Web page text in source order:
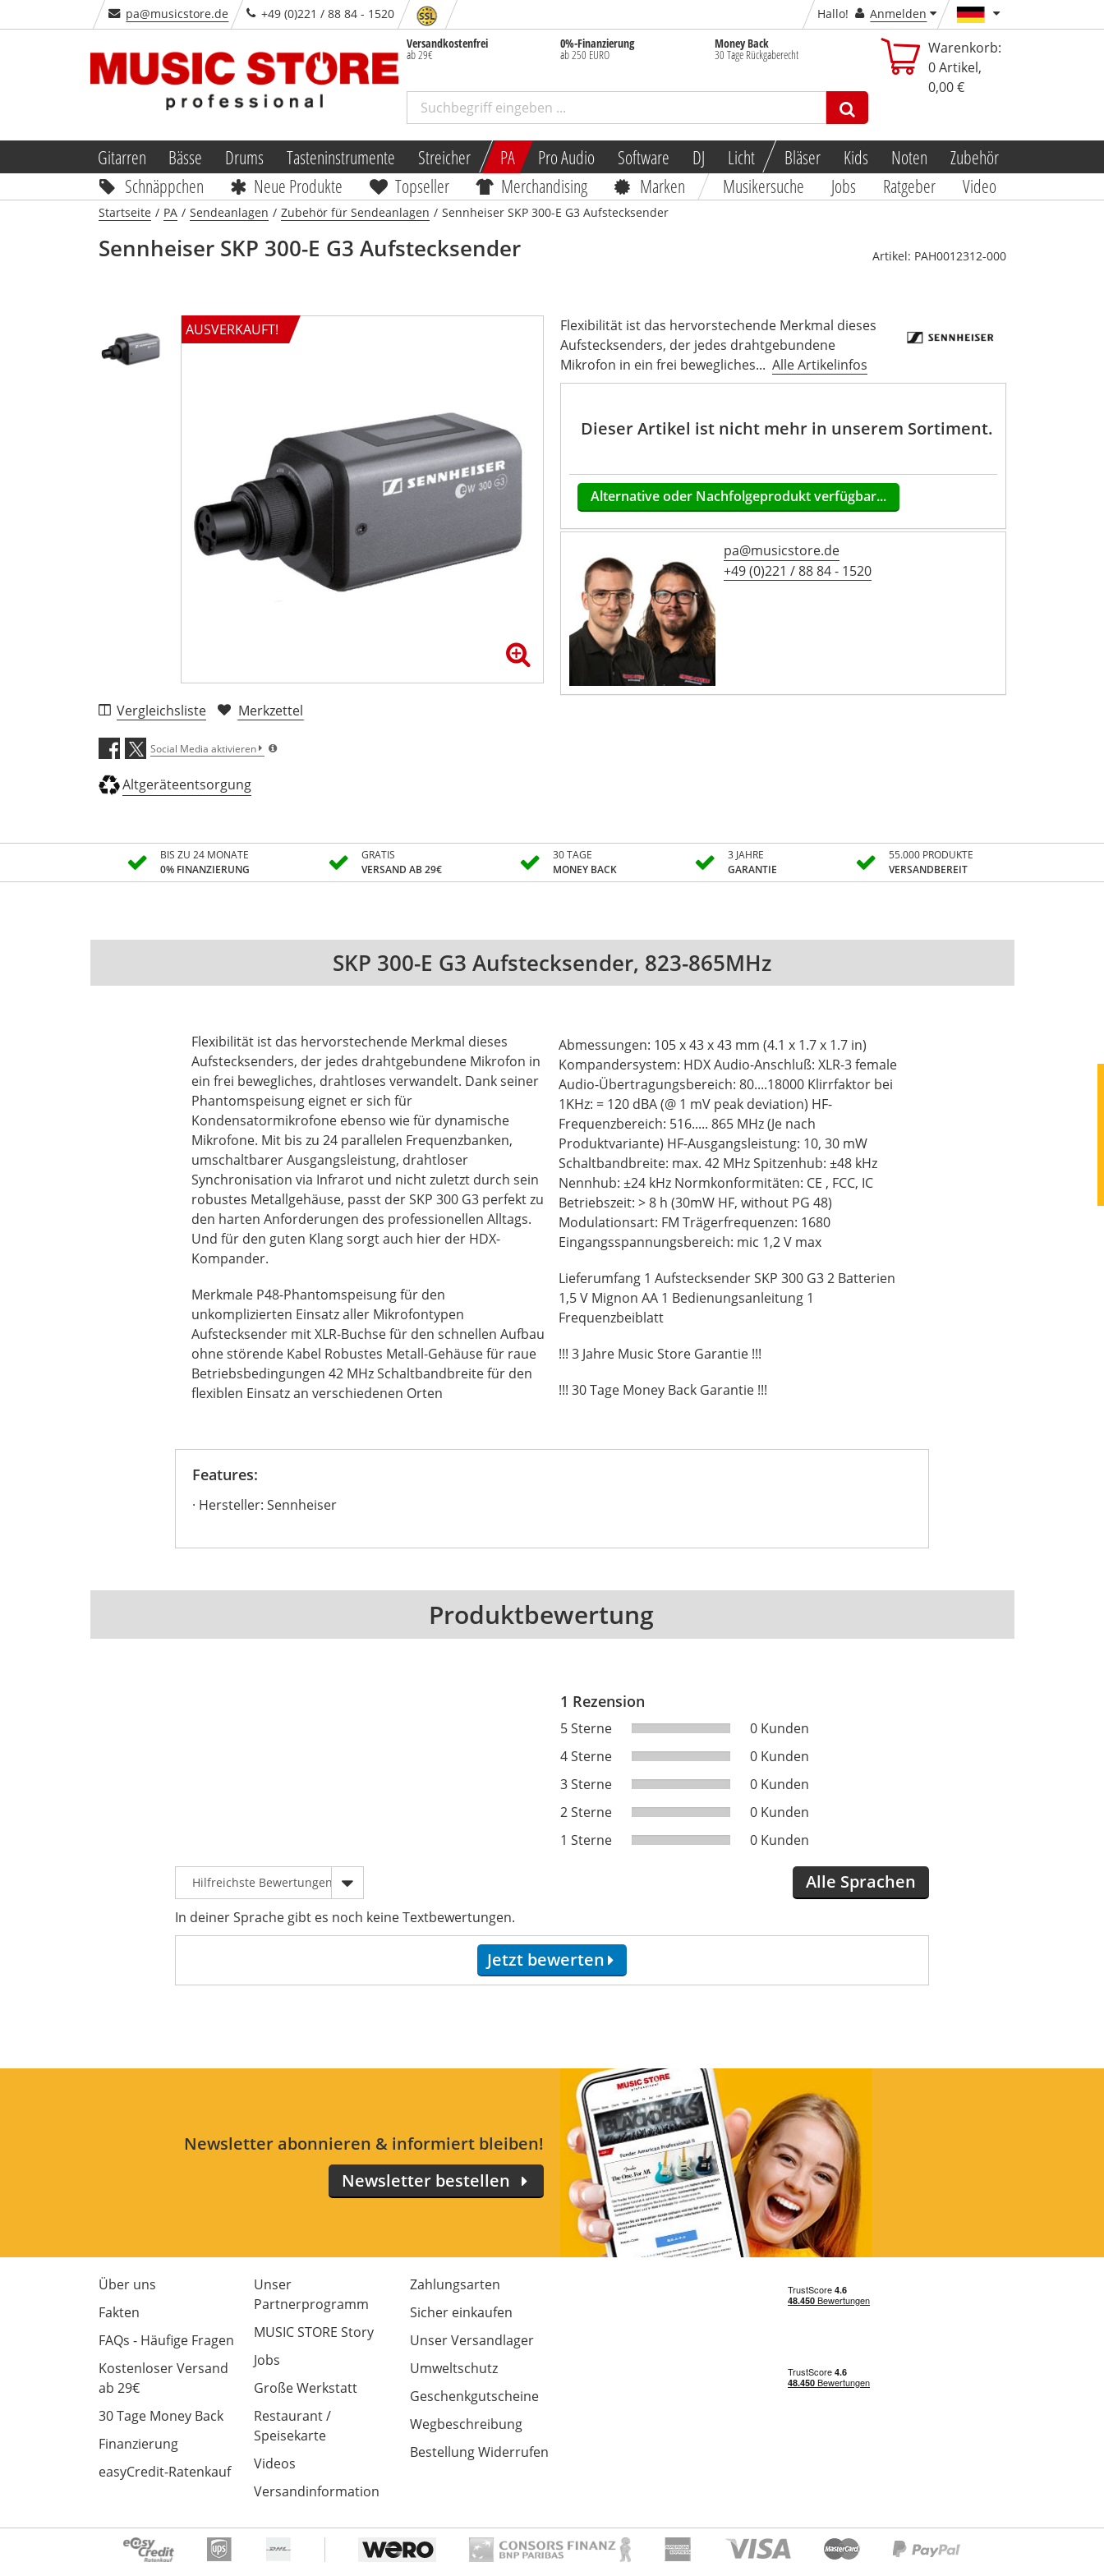
pa@musicstore.de +49 (0)221 / 88 84 - 1520 Hallo!
Anmelden
Versandkostenfrei
ab 29€
0%-Finanzierung
ab 250 EURO
Money Back
30 Tage Rückgaberecht
Warenkorb:
0 Artikel,
0,00 €
Gitarren Bässe Drums Tasteninstrumente Streicher PA Pro Audio Software DJ Licht Bläser Kids Noten
Zubehör
Schnäppchen
Neue Produkte Topseller Merchandising Marken Musikersuche Jobs Ratgeber Video
Startseite / PA / Sendeanlagen / Zubehör für Sendeanlagen / Sennheiser SKP 300-E G3 Aufstecksender
Sennheiser SKP 300-E G3 Aufstecksender Artikel: PAH0012312-000
AUSVERKAUFT!
Vergleichsliste Merkzettel
Social Media aktivieren
Altgeräteentsorgung
Flexibilität ist das hervorstechende Merkmal dieses
Aufstecksenders, der jedes drahtgebundene
Mikrofon in ein frei bewegliches... Alle Artikelinfos
Dieser Artikel ist nicht mehr in unserem Sortiment.
Alternative oder Nachfolgeprodukt verfügbar...
pa@musicstore.de
+49 (0)221 / 88 84 - 1520
BIS ZU 24 MONATE
0% FINANZIERUNG
GRATIS
VERSAND AB 29€
30 TAGE
MONEY BACK
3 JAHRE
GARANTIE
55.000 PRODUKTE
VERSANDBEREIT
SKP 300-E G3 Aufstecksender, 823-865MHz
Flexibilität ist das hervorstechende Merkmal dieses
Aufstecksenders, der jedes drahtgebundene Mikrofon in
ein frei bewegliches, drahtloses verwandelt. Dank seiner
Phantomspeisung eignet er sich für
Kondensatormikrofone ebenso wie für dynamische
Mikrofone. Mit bis zu 24 parallelen Frequenzbanken,
umschaltbarer Ausgangsleistung, drahtloser
Synchronisation via Infrarot und nicht zuletzt durch sein
robustes Metallgehäuse, passt der SKP 300 G3 perfekt zu
den harten Anforderungen des professionellen Alltags.
Und für den guten Klang sorgt auch hier der HDX-
Kompander.
Merkmale P48-Phantomspeisung für den
unkomplizierten Einsatz aller Mikrofontypen
Aufstecksender mit XLR-Buchse für den schnellen Aufbau
ohne störende Kabel Robustes Metall-Gehäuse für raue
Betriebsbedingungen 42 MHz Schaltbandbreite für den
flexiblen Einsatz an verschiedenen Orten
Abmessungen: 105 x 43 x 43 mm (4.1 x 1.7 x 1.7 in)
Kompandersystem: HDX Audio-Anschluß: XLR-3 female
Audio-Übertragungsbereich: 80....18000 Klirrfaktor bei
1KHz: = 120 dBA (@ 1 mV peak deviation) HF-
Frequenzbereich: 516..... 865 MHz (Je nach
Produktvariante) HF-Ausgangsleistung: 10, 30 mW
Schaltbandbreite: max. 42 MHz Spitzenhub: ±48 kHz
Nennhub: ±24 kHz Normkonformitäten: CE , FCC, IC
Betriebszeit: > 8 h (30mW HF, without PG 48)
Modulationsart: FM Trägerfrequenzen: 1680
Eingangsspannungsbereich: mic 1,2 V max
Lieferumfang 1 Aufstecksender SKP 300 G3 2 Batterien
1,5 V Mignon AA 1 Bedienungsanleitung 1
Frequenzbeiblatt
!!! 3 Jahre Music Store Garantie !!!
!!! 30 Tage Money Back Garantie !!!
Features:
Hersteller: Sennheiser
Produktbewertung
1 Rezension
5 Sterne
0 Kunden
4 Sterne
0 Kunden
3 Sterne
0 Kunden
2 Sterne
0 Kunden
1 Sterne
0 Kunden
Alle Sprachen
In deiner Sprache gibt es noch keine Textbewertungen.
Jetzt bewerten
Newsletter abonnieren & informiert bleiben!
Newsletter bestellen
Über uns
Fakten
FAQs - Häufige Fragen
Kostenloser Versand
ab 29€
30 Tage Money Back
Finanzierung
easyCredit-Ratenkauf
Unser
Partnerprogramm
MUSIC STORE Story
Jobs
Große Werkstatt
Restaurant /
Speisekarte
Videos
Versandinformation
Zahlungsarten
Sicher einkaufen
Unser Versandlager
Umweltschutz
Geschenkgutscheine
Wegbeschreibung
Bestellung Widerrufen